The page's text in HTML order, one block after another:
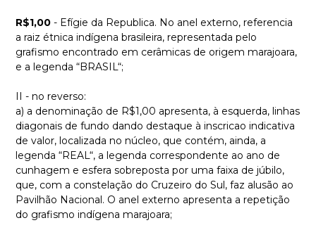
R$1,00 - Efígie da Republica. No anel externo, referencia
a raiz étnica indígena brasileira, representada pelo
grafismo encontrado em cerâmicas de origem marajoara,
e a legenda “BRASIL“;
II - no reverso:
a) a denominação de R$1,00 apresenta, à esquerda, linhas
diagonais de fundo dando destaque à inscricao indicativa
de valor, localizada no núcleo, que contém, ainda, a
legenda “REAL“, a legenda correspondente ao ano de
cunhagem e esfera sobreposta por uma faixa de júbilo,
que, com a constelação do Cruzeiro do Sul, faz alusão ao
Pavilhão Nacional. O anel externo apresenta a repetição
do grafismo indígena marajoara;